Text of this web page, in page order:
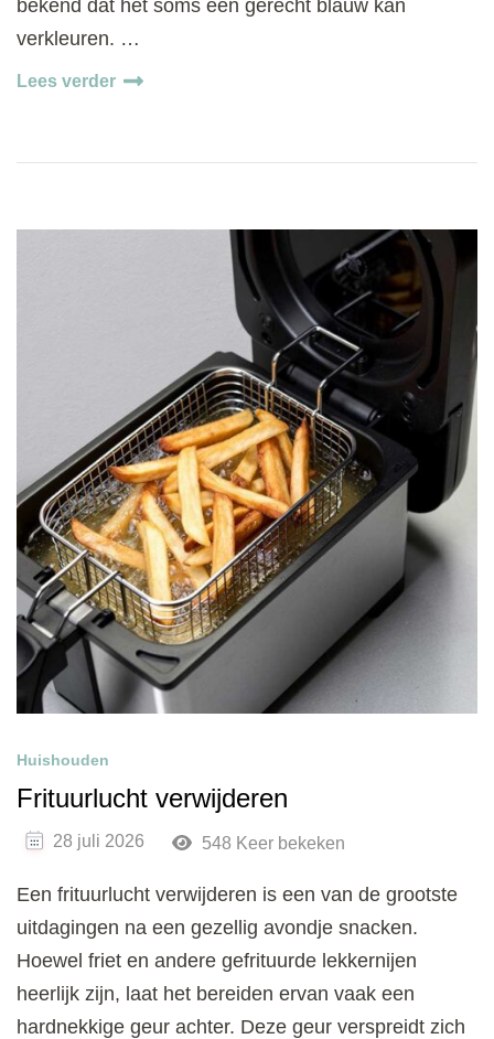
bekend dat het soms een gerecht blauw kan
verkleuren. …
Lees verder
Huishouden
Frituurlucht verwijderen
28 juli 2026 548 Keer bekeken
Een frituurlucht verwijderen is een van de grootste
uitdagingen na een gezellig avondje snacken.
Hoewel friet en andere gefrituurde lekkernijen
heerlijk zijn, laat het bereiden ervan vaak een
hardnekkige geur achter. Deze geur verspreidt zich